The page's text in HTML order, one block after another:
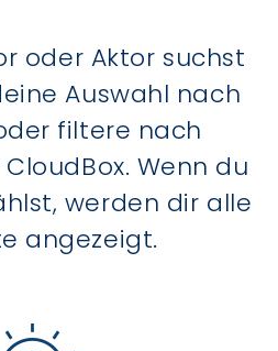
oder Aktor suchst
Auswahl nach
filtere nach
Wenn du
werden dir alle
angezeigt.